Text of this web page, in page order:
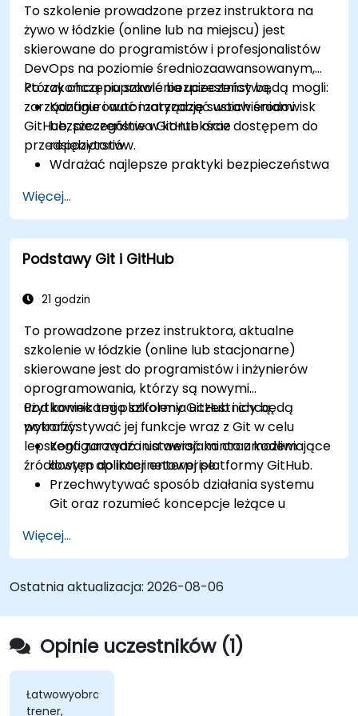
To szkolenie prowadzone przez instruktora na
żywo w łódzkie (online lub na miejscu) jest
skierowane do programistów i profesjonalistów
DevOps na poziomie średniozaawansowanym,
którzy chcą poprawić bezpieczeństwo,
zarządzanie i automatyzację swoich środowisk
GitHub, szczególnie w kontekście
przedsiębiorstw.
Po zakończeniu szkolenia uczestnicy będą mogli:
Konfigurować i zarządzać ustawieniami
bezpieczeństwa GitHub oraz dostępem do
repozytoriów.
Wdrażać najlepsze praktyki bezpieczeństwa
Dependabot i CodeQL.
Tworzyć, ponownie wykorzystywać i
utrzymywać GitHub Actions oraz przepływy
pracy.
zapewnienia zgodności i zarządzania na dużą
Więcej...
Podstawy Git i GitHub
21 godzin
To prowadzone przez instruktora, aktualne
szkolenie w łódzkie (online lub stacjonarne)
skierowane jest do programistów i inżynierów
oprogramowania, którzy są nowymi
użytkownikami platformy GitHub i chcą
wykorzystywać jej funkcje wraz z Git w celu
lepszego zarządzania wersjami oraz kodem
źródłowym aplikacji enterprise.
Pod koniec tego szkolenia uczestnicy będą
potrafić:
Konfigurować i ustawiać konto umożliwiające
dostęp do internetowej platformy GitHub.
Przechwytywać sposób działania systemu
Git oraz rozumieć koncepcje leżące u
Tworzyć i zarządzać repozytoriami GitHub,
wdrażając jednocześnie przepływy pracy
oparte na Git.
Wykonywać zmiany w kodzie źródłowym
bezpośrednio w ramach GitHub oraz
synchronizować poprawki wprowadzane
poza platformą.
Korzystać z Pull Requests, Tagów, Wydania i
innych fundamentalnych komponentów
Więcej...
Ostatnia aktualizacja: 2026-08-06
Opinie uczestników (1)
Łatwowyobrażalny
trener,